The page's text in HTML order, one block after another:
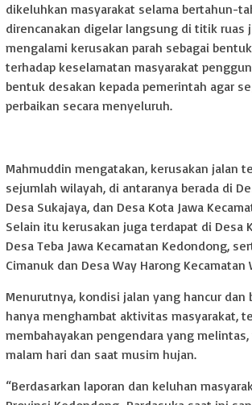
dikeluhkan masyarakat selama bertahun-
direncanakan digelar langsung di titik ruas
mengalami kerusakan parah sebagai
terhadap keselamatan masyarakat
bentuk desakan kepada pemerintah agar
perbaikan secara menyeluruh.
Mahmuddin mengatakan, kerusakan jalan
sejumlah wilayah, di antaranya berada di
Desa Sukajaya, dan Desa Kota Jawa
Selain itu kerusakan juga terdapat di Desa
Desa Teba Jawa Kecamatan Kedondong,
Cimanuk dan Desa Way Harong Kecamatan
Menurutnya, kondisi jalan yang hancur dan
hanya menghambat aktivitas masyarakat,
membahayakan pengendara yang
malam hari dan saat musim hujan.
“Berdasarkan laporan dan keluhan